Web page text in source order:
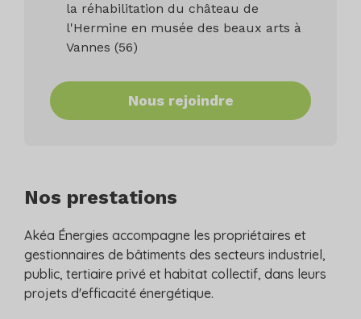
la réhabilitation du château de
l'Hermine en musée des beaux arts à
Vannes (56)
Nous rejoindre
Nos prestations
Akéa Énergies accompagne les propriétaires et
gestionnaires de bâtiments des secteurs industriel,
public, tertiaire privé et habitat collectif, dans leurs
projets d'efficacité énergétique.